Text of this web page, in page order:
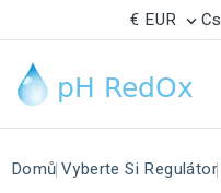
€ EUR  Cs
Domů Vyberte Si Regulátor